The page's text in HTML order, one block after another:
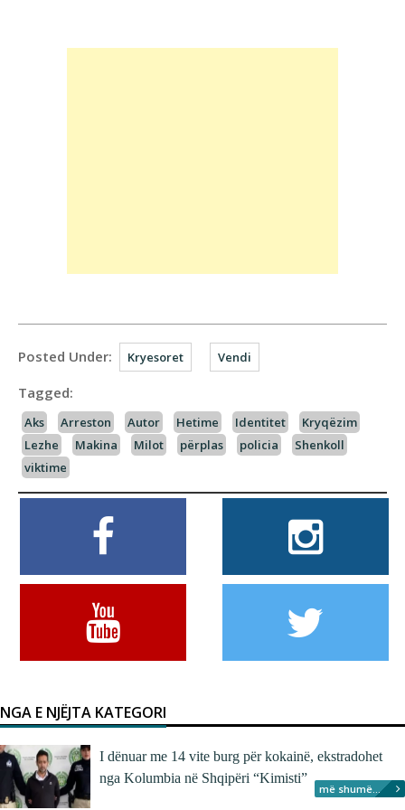
Posted Under: Kryesoret Vendi
Tagged:
Aks Arreston Autor Hetime Identitet
Kryqëzim
Lezhe
Makina Milot përplas policia
Shenkoll
viktime
NGA E NJËJTA KATEGORI
I dënuar me 14 vite burg për kokainë, ekstradohet
nga Kolumbia në Shqipëri “Kimisti”
më shumë...